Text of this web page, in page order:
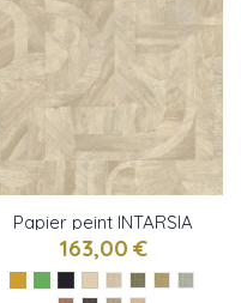
Papier peint INTARSIA
de Casamance
163,00 €